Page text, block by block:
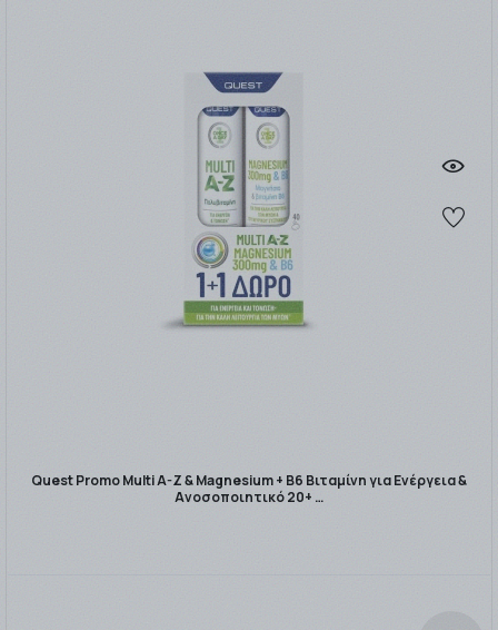
Quest Promo Multi A-Z & Magnesium + B6 Βιταμίνη για Ενέργεια &
Ανοσοποιητικό 20+ …